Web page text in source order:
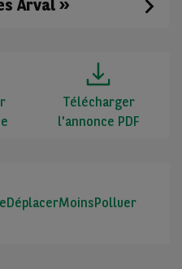
Arval »
Télécharger
l'annonce PDF